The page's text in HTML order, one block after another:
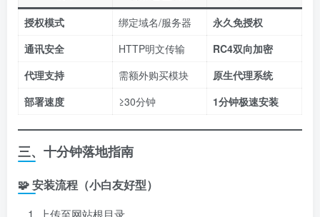
授权模式
绑定域名/服务器
永久免授权
通讯安全
HTTP明文传输
RC4双向加密
代理支持
需额外购买模块
原生代理系统
部署速度
≥30分钟 1分钟极速安装
三、十分钟落地指南
🧩 安装流程（小白友好型）
上传至网站根目录